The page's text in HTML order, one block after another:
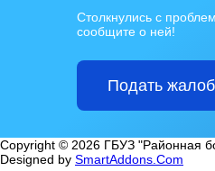
Столкнулись с
сообщите о ней!
Подать
Copyright © 2026 ГБУЗ "Районная
Designed by SmartAddons.Com